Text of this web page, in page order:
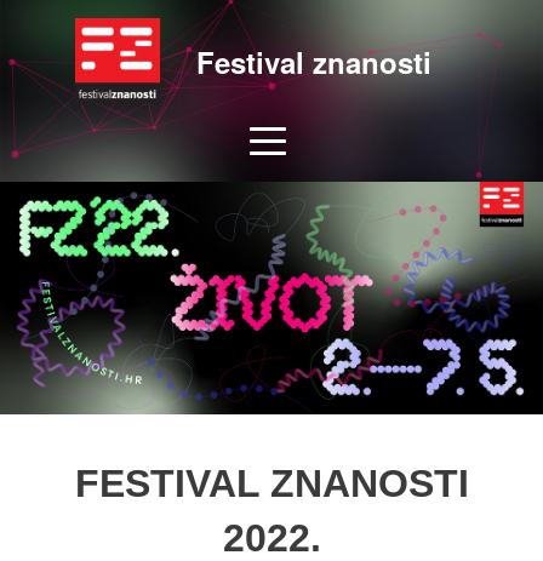
Festival znanosti
FESTIVAL ZNANOSTI
2022.